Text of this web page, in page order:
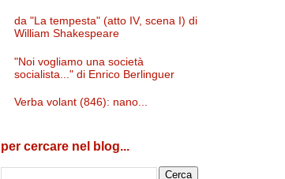
da "La tempesta" (atto IV, scena I) di
William Shakespeare
"Noi vogliamo una società
socialista..." di Enrico Berlinguer
Verba volant (846): nano...
per cercare nel blog...